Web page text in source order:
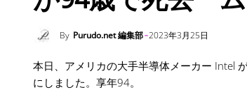
By Purudo.net 編集部 2023年3月25日
本日、アメリカの大手半導体メーカー Intel
にしました。享年94。